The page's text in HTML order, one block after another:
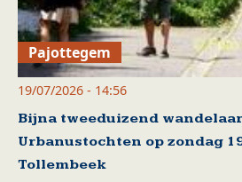
Pajottegem
19/07/2026 - 14:56
Bijna tweeduizend
Urbanustochten op zondag
Tollembeek